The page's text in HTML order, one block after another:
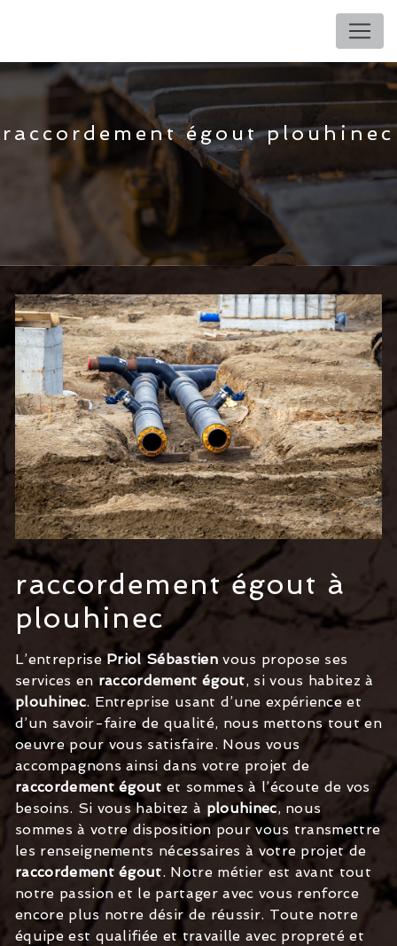
raccordement égout plouhinec
raccordement égout à
plouhinec
L’entreprisePriol Sébastienvous propose ses
services en raccordement égout, si vous habitez à
plouhinec. Entreprise usant d’une expérience et
d’un savoir-faire de qualité, nous mettons tout en
oeuvre pour vous satisfaire. Nous vous
accompagnons ainsi dans votre projet de
raccordement égout et sommes à l’écoute de vos
besoins. Si vous habitez à plouhinec, nous
sommes à votre disposition pour vous transmettre
les renseignements nécessaires à votre projet de
raccordement égout. Notre métier est avant tout
notre passion et le partager avec vous renforce
encore plus notre désir de réussir. Toute notre
équipe est qualifiée et travaille avec propreté et